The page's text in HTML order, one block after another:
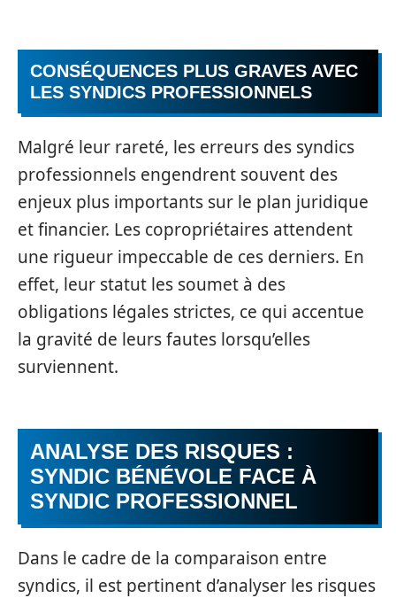
CONSÉQUENCES PLUS GRAVES AVEC
LES SYNDICS PROFESSIONNELS
Malgré leur rareté, les erreurs des syndics
professionnels engendrent souvent des
enjeux plus importants sur le plan juridique
et financier. Les copropriétaires attendent
une rigueur impeccable de ces derniers. En
effet, leur statut les soumet à des
obligations légales strictes, ce qui accentue
la gravité de leurs fautes lorsqu’elles
surviennent.
ANALYSE DES RISQUES :
SYNDIC BÉNÉVOLE FACE À
SYNDIC PROFESSIONNEL
Dans le cadre de la comparaison entre
syndics, il est pertinent d’analyser les risques